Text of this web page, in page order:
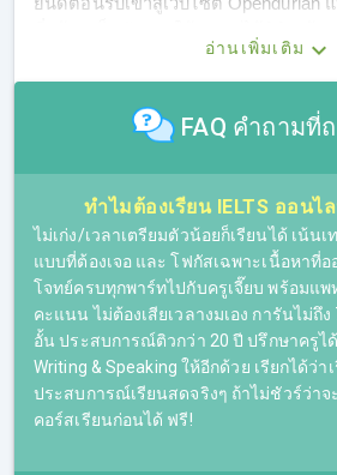
ตอนนี้พวกเราอยู่กันที่หน้าติว IELTS ที่
ต้องการสำหรับคนที่กำลังมองหาที่เรียน
เรามีคอร์สเรียน IELTS แบบครบวงจร
ครบ ไม่ว่าผู้เรียนจะอ่อนทักษะไหนก็ตา
ฐานดีอยู่แล้ว ก็สามารถเลือกคอร์สเรียน
เองได้ โดยผู้เรียนจะได้ติวสอบ IELTS
สั่งสมประสบการณ์มากว่า 25 ปี ทั้งเส้น
อังกฤษและการติว IELTS ที่ช่วยให้ใคร
คะแนนสอบได้ตามเป้า และพิชิตเป้าหมา
เรียนต่อต่างประเทศใน ม.ดังติดอันดับโ
ประเทศ ม.ดัง คณะต่างๆ หรือแม้กระทั่ง
การขอวีซ่าทำงานต่างประเทศ ฯลฯ
อ่านเพิ่มเติม
FAQ คำถามที่
ทำไมต้องเรียน IELTS ออนไ
ไม่เก่ง/เวลาเตรียมตัวน้อยก็เรียนได้ เน้น
แบบที่ต้องเจอ และ โฟกัสเฉพาะเนื้อหาที่
โจทย์ครบทุกพาร์ทไปกับครูเจี๊ยบ พร้อมแพ
คะแนน ไม่ต้องเสียเวลางมเอง การันไม่ถึ
อั้น ประสบการณ์ติวกว่า 20 ปี ปรึกษาครูไ
Writing & Speaking ให้อีกด้วย เรียกได้ว่
ประสบการณ์เรียนสดจริงๆ ถ้าไม่ชัวร์ว่าจ
คอร์สเรียนก่อนได้ ฟรี!